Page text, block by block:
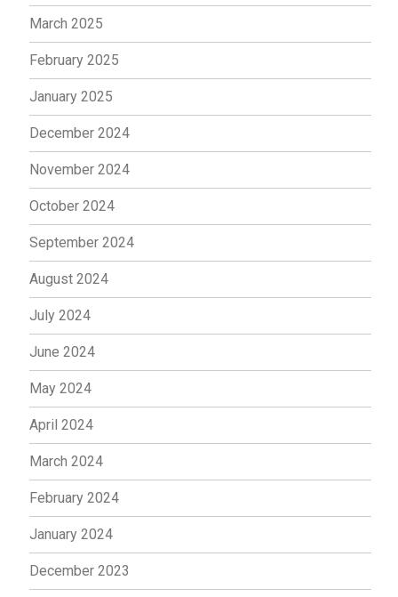
March 2025
February 2025
January 2025
December 2024
November 2024
October 2024
September 2024
August 2024
July 2024
June 2024
May 2024
April 2024
March 2024
February 2024
January 2024
December 2023